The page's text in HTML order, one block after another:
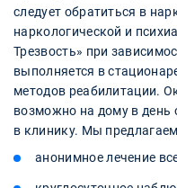
следует обратиться в
наркологической и
Трезвость» при
выполняется в
методов реабилитации.
возможно на дому в день
в клинику. Мы
анонимное лечение